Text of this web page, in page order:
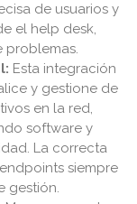
de usuarios y
el help desk,
problemas.
Esta integración
y gestione de
en la red,
software y
La correcta
siempre
gestión.